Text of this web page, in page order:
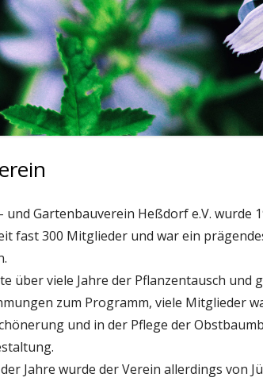
AMPHIBIENKELLER
KÄFERKELLER
SONNENRONDELL
TROCKENMAUER
HÜGELBEET
INSEKTENNISTHILFEN
KÄFERKELLER
KRÄUTERSPIRALE
STEINPYRAMIDE
TOTHOLZHAUFEN
KONTAKT UND LAGEPLAN
und Gartenbauverein Heßdorf e.V. wurde
fast 300 Mitglieder und war ein
über viele Jahre der Pflanzentausch und
zum Programm, viele Mitglieder
und in der Pflege der
Jahre wurde der Verein allerdings von